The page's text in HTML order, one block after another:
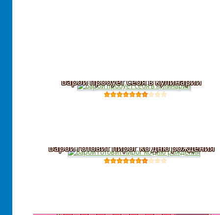
Барби пробует себя в кулинарии
Барби готовит пирог ко дню рождения